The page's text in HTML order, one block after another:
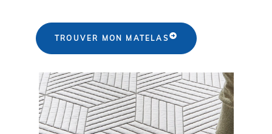
TROUVER MON MATELAS